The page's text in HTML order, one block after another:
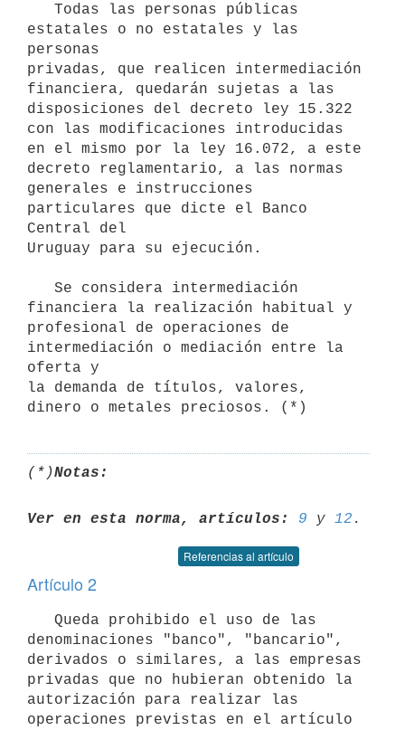
estatales o no estatales y las
personas
privadas, que realicen intermediación
financiera, quedarán sujetas a las
disposiciones del decreto ley 15.322
con las modificaciones introducidas
en el mismo por la ley 16.072, a este
decreto reglamentario, a las normas
generales e instrucciones
particulares que dicte el Banco
Central del
Uruguay para su ejecución.
financiera la realización habitual y
profesional de operaciones de
intermediación o mediación entre la
oferta y
la demanda de títulos, valores,
(*)Notas:
Ver en esta norma, artículos: 9 y 12
Referencias al artículo
Artículo 2
denominaciones "banco", "bancario",
derivados o similares, a las empresas
privadas que no hubieran obtenido la
autorización para realizar las
operaciones previstas en el artículo